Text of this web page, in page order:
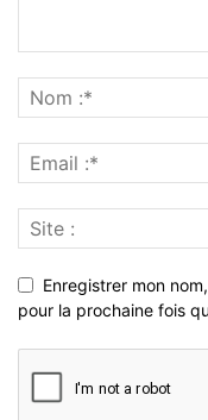
Enregistrer mon
pour la prochaine fois